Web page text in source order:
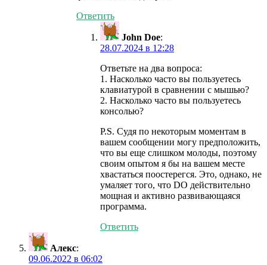
Ответить
John Doe:
28.07.2024 в 12:28
Ответьте на два вопроса:
1. Насколько часто вы пользуетесь
клавиатурой в сравнении с мышью?
2. Насколько часто вы пользуетесь
консолью?
P.S. Судя по некоторым моментам в
вашем сообщении могу предположить,
что вы еще слишком молоды, поэтому
своим опытом я бы на вашем месте
хвастаться поостерегся. Это, однако, не
умаляет того, что DO действительно
мощная и активно развивающаяся
программа.
Ответить
Алекс:
09.06.2022 в 06:02